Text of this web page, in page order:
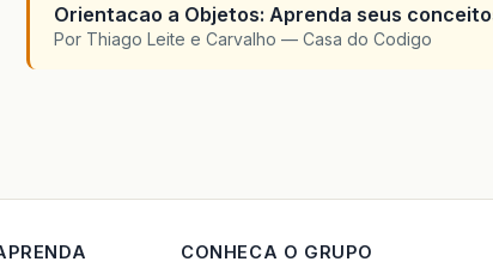
Orientacao a Objetos: Aprenda seus
Por Thiago Leite e Carvalho — Casa do Codigo
CONHECA O GRUPO